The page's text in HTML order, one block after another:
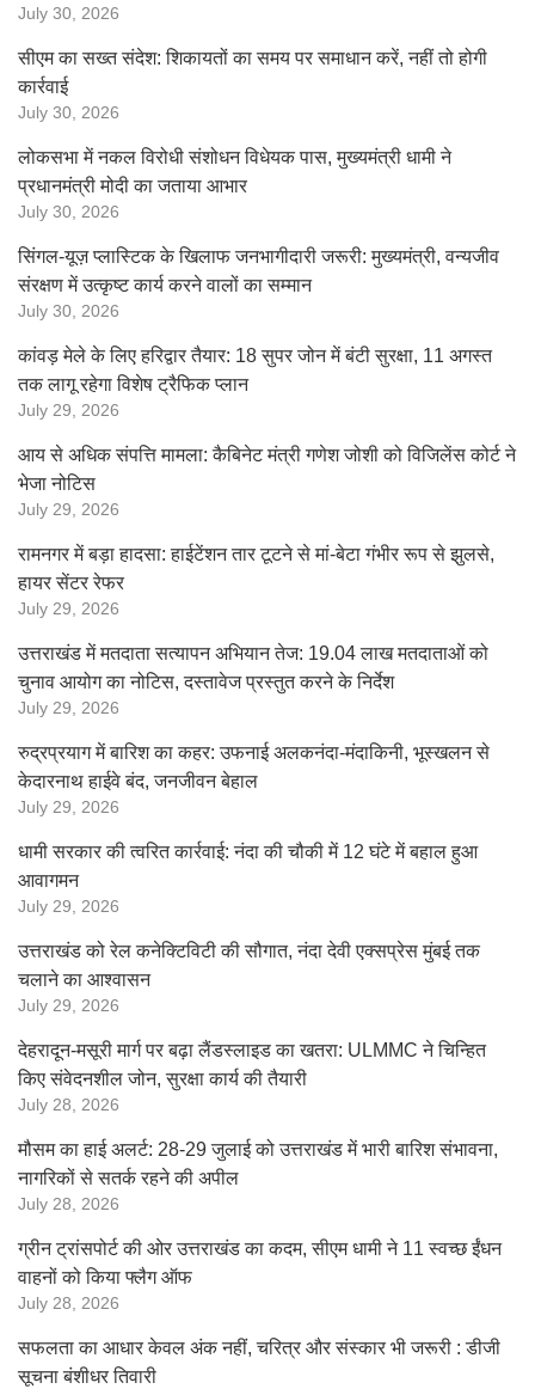
July 30, 2026
सीएम का सख्त संदेश: शिकायतों का समय पर समाधान करें, नहीं तो होगी
कार्रवाई
July 30, 2026
लोकसभा में नकल विरोधी संशोधन विधेयक पास, मुख्यमंत्री धामी ने
प्रधानमंत्री मोदी का जताया आभार
July 30, 2026
सिंगल-यूज़ प्लास्टिक के खिलाफ जनभागीदारी जरूरी: मुख्यमंत्री, वन्यजीव
संरक्षण में उत्कृष्ट कार्य करने वालों का सम्मान
July 30, 2026
कांवड़ मेले के लिए हरिद्वार तैयार: 18 सुपर जोन में बंटी सुरक्षा, 11 अगस्त
तक लागू रहेगा विशेष ट्रैफिक प्लान
July 29, 2026
आय से अधिक संपत्ति मामला: कैबिनेट मंत्री गणेश जोशी को विजिलेंस कोर्ट ने
भेजा नोटिस
July 29, 2026
रामनगर में बड़ा हादसा: हाईटेंशन तार टूटने से मां-बेटा गंभीर रूप से झुलसे,
हायर सेंटर रेफर
July 29, 2026
उत्तराखंड में मतदाता सत्यापन अभियान तेज: 19.04 लाख मतदाताओं को
चुनाव आयोग का नोटिस, दस्तावेज प्रस्तुत करने के निर्देश
July 29, 2026
रुद्रप्रयाग में बारिश का कहर: उफनाई अलकनंदा-मंदाकिनी, भूस्खलन से
केदारनाथ हाईवे बंद, जनजीवन बेहाल
July 29, 2026
धामी सरकार की त्वरित कार्रवाई: नंदा की चौकी में 12 घंटे में बहाल हुआ
आवागमन
July 29, 2026
उत्तराखंड को रेल कनेक्टिविटी की सौगात, नंदा देवी एक्सप्रेस मुंबई तक
चलाने का आश्वासन
July 29, 2026
देहरादून-मसूरी मार्ग पर बढ़ा लैंडस्लाइड का खतरा: ULMMC ने चिन्हित
किए संवेदनशील जोन, सुरक्षा कार्य की तैयारी
July 28, 2026
मौसम का हाई अलर्ट: 28-29 जुलाई को उत्तराखंड में भारी बारिश संभावना,
नागरिकों से सतर्क रहने की अपील
July 28, 2026
ग्रीन ट्रांसपोर्ट की ओर उत्तराखंड का कदम, सीएम धामी ने 11 स्वच्छ ईंधन
वाहनों को किया फ्लैग ऑफ
July 28, 2026
सफलता का आधार केवल अंक नहीं, चरित्र और संस्कार भी जरूरी : डीजी
सूचना बंशीधर तिवारी